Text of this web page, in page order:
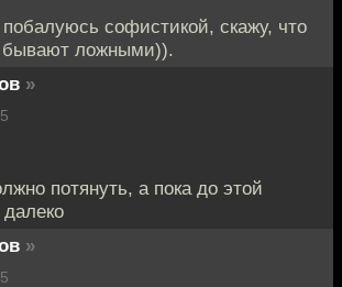
софистикой, скажу, что
бывают ложными)).
»
потянуть, а пока до этой
»